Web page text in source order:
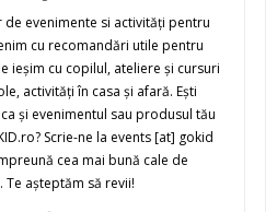
de evenimente si activităţi pentru
cu recomandări utile pentru
ieşim cu copilul, ateliere şi cursuri
activităţi în casa şi afară. Eşti
şi evenimentul sau produsul tău
Scrie-ne la events [at] gokid
cea mai bună cale de
Te aşteptăm să revii!